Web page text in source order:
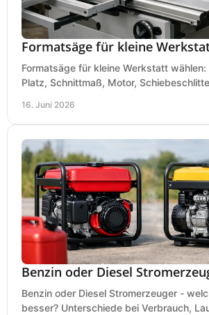
Formatsäge für kleine
Formatsäge für kleine Werkstatt wählen:
Platz, Schnittmaß, Motor,
16. Juni 2026
Benzin oder Diesel
Benzin oder Diesel Stromerzeuger -
besser? Unterschiede bei Verbrauch,